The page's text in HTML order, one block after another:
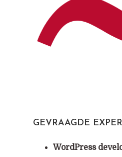
GEVRAAGDE
WordPress